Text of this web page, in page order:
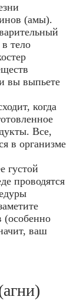
(амы).
тело
вы выпьете
когда
Все,
в организме
густой
проводятся
(особенно
ваш